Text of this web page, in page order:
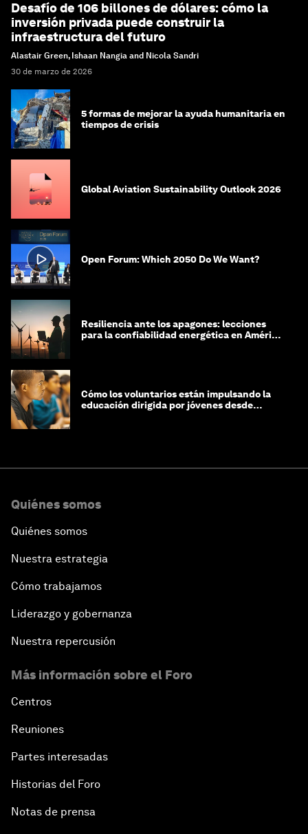
Desafío de 106 billones de dólares: cómo la
inversión privada puede construir la
infraestructura del futuro
Alastair Green, Ishaan Nangia and Nicola Sandri
30 de marzo de 2026
5 formas de mejorar la ayuda humanitaria en
tiempos de crisis
Global Aviation Sustainability Outlook 2026
Open Forum: Which 2050 Do We Want?
Resiliencia ante los apagones: lecciones
para la confiabilidad energética en América
Cómo los voluntarios están impulsando la
educación dirigida por jóvenes desde
Quiénes somos
Quiénes somos
Nuestra estrategia
Cómo trabajamos
Liderazgo y gobernanza
Nuestra repercusión
Más información sobre el Foro
Centros
Reuniones
Partes interesadas
Historias del Foro
Notas de prensa